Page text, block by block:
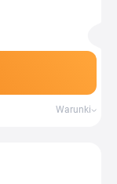
Warunki